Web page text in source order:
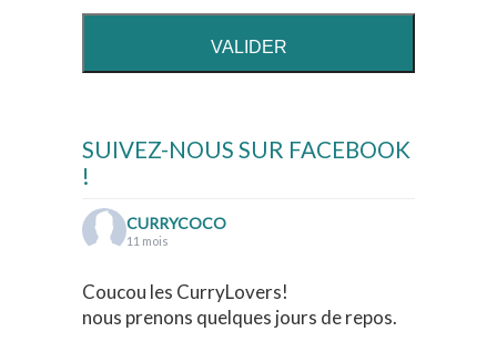
SUIVEZ-NOUS SUR FACEBOOK
!
CURRYCOCO
11 mois
Coucou les CurryLovers!
nous prenons quelques jours de repos.